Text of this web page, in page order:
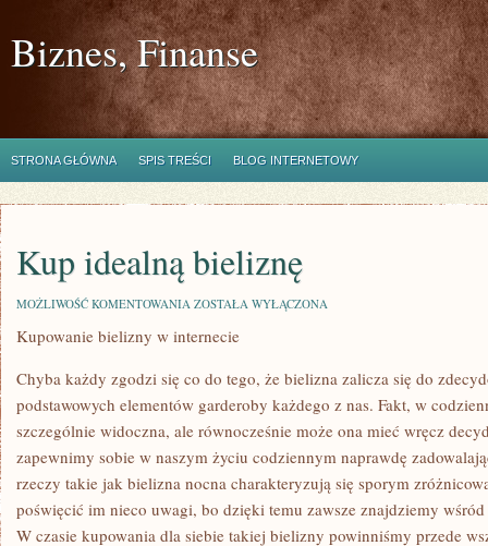
Biznes, Finanse
STRONA GŁÓWNA SPIS TREŚCI BLOG INTERNETOWY
Kup idealną bieliznę
MOŻLIWOŚĆ KOMENTOWANIA KUP
BIELIZNĘ
ZOSTAŁA WYŁĄCZONA
Kupowanie bielizny w internecie
Chyba każdy zgodzi się co do tego, że bielizna zalicza się do
podstawowych elementów garderoby każdego z nas. Fakt, w
szczególnie widoczna, ale równocześnie może ona mieć wręcz
zapewnimy sobie w naszym życiu codziennym naprawdę
rzeczy takie jak bielizna nocna charakteryzują się sporym
poświęcić im nieco uwagi, bo dzięki temu zawsze znajdziemy
W czasie kupowania dla siebie takiej bielizny powinniśmy przede